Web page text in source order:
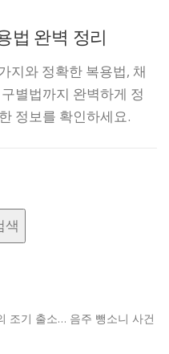
법 완벽 정리
지와 정확한 복용법, 채
별법까지 완벽하게 정
정보를 확인하세요.
색
조기 출소… 음주 뺑소니 사건